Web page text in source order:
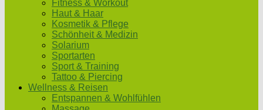
Fitness & Workout
Haut & Haar
Kosmetik & Pflege
Schönheit & Medizin
Solarium
Sportarten
Sport & Training
Tattoo & Piercing
Wellness & Reisen
Entspannen & Wohlfühlen